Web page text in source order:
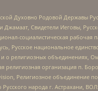
Духовно Родовой Державы
Свидетели Иеговы,
социалистическая
Русское национальное
о религиозных объединениях,
организация п.
Религиозное объединение
народа г. Астрахани,